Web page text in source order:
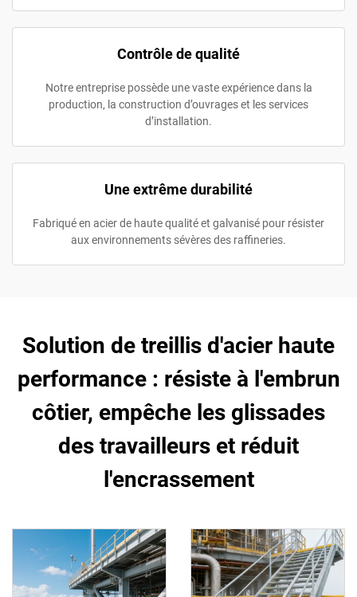
Contrôle de qualité
Notre entreprise possède une vaste expérience dans la
production, la construction d’ouvrages et les services
d’installation.
Une extrême durabilité
Fabriqué en acier de haute qualité et galvanisé pour résister
aux environnements sévères des raffineries.
Solution de treillis d'acier haute
performance : résiste à l'embrun
côtier, empêche les glissades
des travailleurs et réduit
l'encrassement